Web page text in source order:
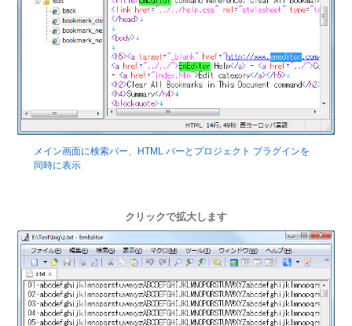
メイン画面に検索バー、HTML バーとプロジェクト プラグインを
同時に表示
クリックで拡大します